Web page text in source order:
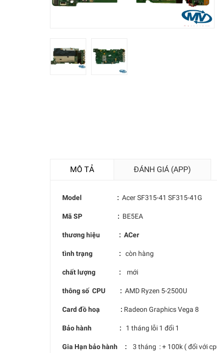
MÔ TẢ ĐÁNH GIÁ (APP)
Model : Acer SF315-41 SF315-41G
Mã SP : BE5EA
thương hiệu : ACer
tình trạng : còn hàng
chất lượng : mới
thông số CPU : AMD Ryzen 5-2500U
Card đồ hoạ : Radeon Graphics Vega 8
Bảo hành : 1 tháng lỗi 1 đổi 1
Gia Hạn bảo hành : 3 tháng : + 100k ( đổi với